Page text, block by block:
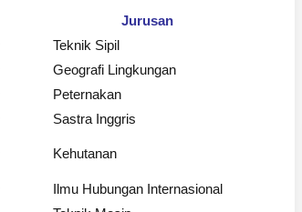
Jurusan
Teknik Sipil
Geografi Lingkungan
Peternakan
Sastra Inggris
Kehutanan
Ilmu Hubungan Internasional